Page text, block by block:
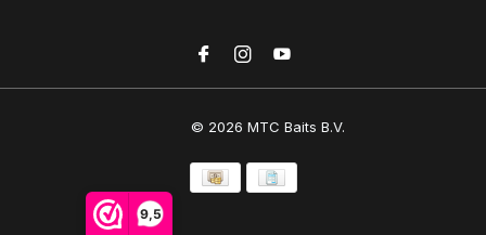
9,5
© 2026 MTC Baits B.V.